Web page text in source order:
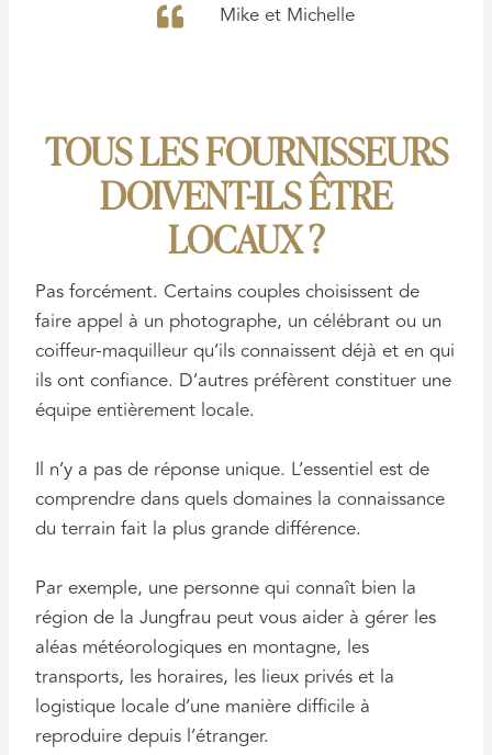
Mike et Michelle
TOUS LES FOURNISSEURS
DOIVENT-ILS ÊTRE
LOCAUX ?
Pas forcément. Certains couples choisissent de
faire appel à un photographe, un célébrant ou un
coiffeur-maquilleur qu’ils connaissent déjà et en qui
ils ont confiance. D’autres préfèrent constituer une
équipe entièrement locale.
Il n’y a pas de réponse unique. L’essentiel est de
comprendre dans quels domaines la connaissance
du terrain fait la plus grande différence.
Par exemple, une personne qui connaît bien la
région de la Jungfrau peut vous aider à gérer les
aléas météorologiques en montagne, les
transports, les horaires, les lieux privés et la
logistique locale d’une manière difficile à
reproduire depuis l’étranger.